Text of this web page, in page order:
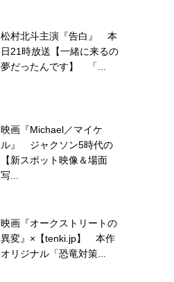
松村北斗主演『告白』 本
日21時放送【一緒に来るの
夢だったんです】 「...
映画『Michael／マイケ
ル』 ジャクソン5時代の
【新スポット映像＆場面
写...
映画『オークストリートの
異変』×【tenki.jp】 本作
オリジナル「恐竜対策...